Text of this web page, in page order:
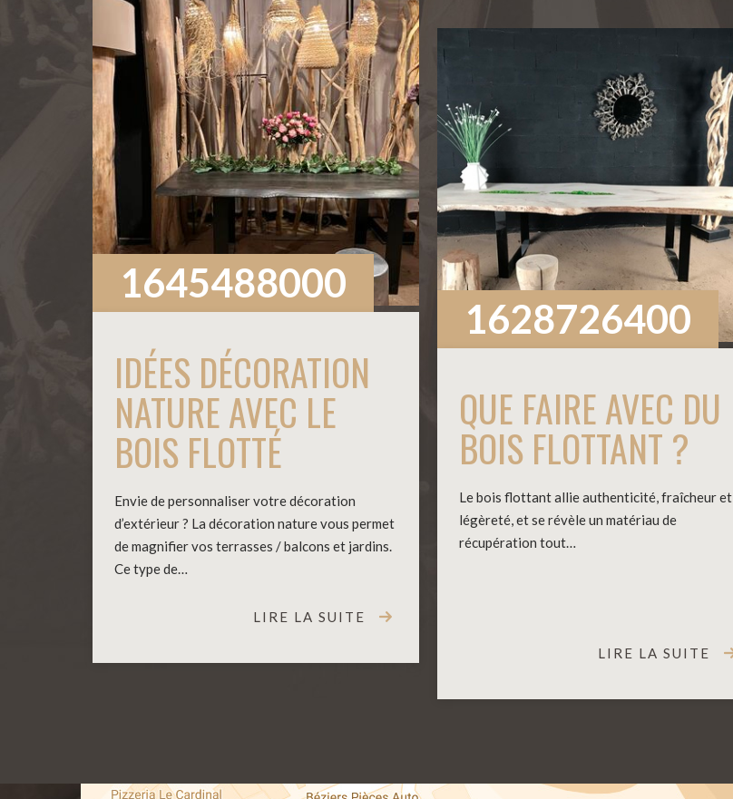
1645488000
IDÉES DÉCORATION
NATURE AVEC LE
BOIS FLOTTÉ
Envie de personnaliser votre décoration
d’extérieur ? La décoration nature vous permet
de magnifier vos terrasses / balcons et jardins.
Ce type de…
LIRE LA SUITE
1628726400
QUE FAIRE AVEC DU
BOIS FLOTTANT ?
Le bois flottant allie authenticité, fraîcheur et
légèreté, et se révèle un matériau de
récupération tout…
LIRE LA SUITE